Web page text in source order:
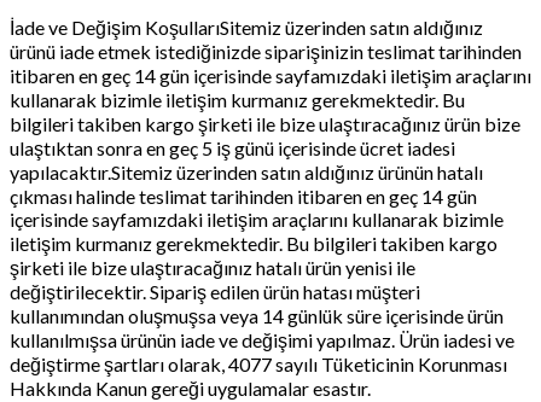
İade ve Değişim KoşullarıSitemiz üzerinden satın aldığınız
ürünü iade etmek istediğinizde siparişinizin teslimat tarihinden
itibaren en geç 14 gün içerisinde sayfamızdaki iletişim araçlarını
kullanarak bizimle iletişim kurmanız gerekmektedir. Bu
bilgileri takiben kargo şirketi ile bize ulaştıracağınız ürün bize
ulaştıktan sonra en geç 5 iş günü içerisinde ücret iadesi
yapılacaktır.Sitemiz üzerinden satın aldığınız ürünün hatalı
çıkması halinde teslimat tarihinden itibaren en geç 14 gün
içerisinde sayfamızdaki iletişim araçlarını kullanarak bizimle
iletişim kurmanız gerekmektedir. Bu bilgileri takiben kargo
şirketi ile bize ulaştıracağınız hatalı ürün yenisi ile
değiştirilecektir. Sipariş edilen ürün hatası müşteri
kullanımından oluşmuşsa veya 14 günlük süre içerisinde ürün
kullanılmışsa ürünün iade ve değişimi yapılmaz. Ürün iadesi ve
değiştirme şartları olarak, 4077 sayılı Tüketicinin Korunması
Hakkında Kanun gereği uygulamalar esastır.